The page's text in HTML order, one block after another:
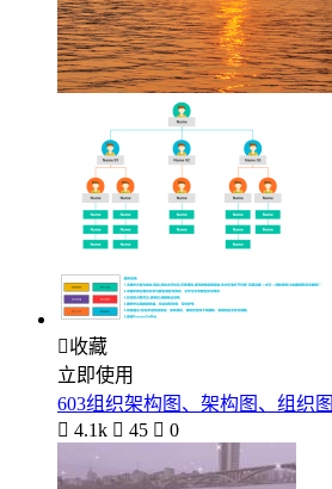
收藏
立即使用
603组织架构图、架构图、组织图
 4.1k  45  0